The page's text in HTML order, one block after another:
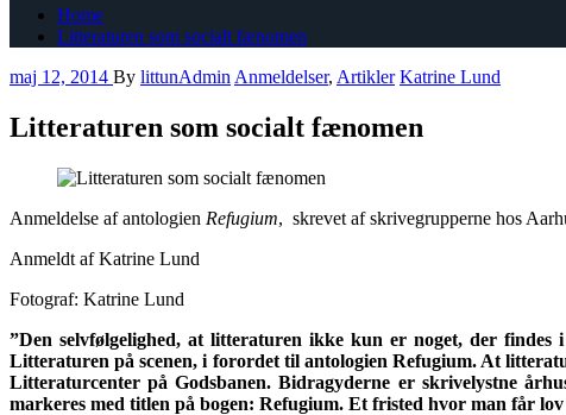
Home
Litteraturen som socialt fænomen
maj 12, 2014 By littunAdmin Anmeldelser, Artikler Katrine Lund
Litteraturen som socialt fænomen
Anmeldelse af antologien Refugium, skrevet af skrivegrupperne hos
Anmeldt af Katrine Lund
Fotograf: Katrine Lund
”Den selvfølgelighed, at litteraturen ikke kun er noget, der
Litteraturen på scenen, i forordet til antologien Refugium. At
Litteraturcenter på Godsbanen. Bidragyderne er skrivelystne
markeres med titlen på bogen: Refugium. Et fristed hvor man får